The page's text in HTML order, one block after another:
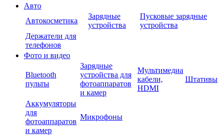
Авто
Автокосметика
Зарядные
устройства
Пусковые зарядные
устройства
Держатели для
телефонов
Фото и видео
Bluetooth
пульты
Зарядные
устройства для
фотоаппаратов
и камер
Мультимедиа
кабели,
HDMI
Штативы
Аккумуляторы
для
фотоаппаратов
и камер
Микрофоны